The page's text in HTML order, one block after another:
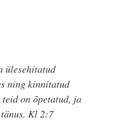
ülesehitatud
ning kinnitatud
teid on õpetatud, ja
Kl 2:7